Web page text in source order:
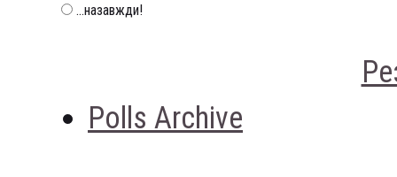
...назавжди!
Polls Archive